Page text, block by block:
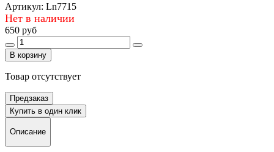
Артикул: Ln7715
Нет в наличии
650 руб
В корзину
Товар отсутствует
Предзаказ
Купить в один клик
Описание